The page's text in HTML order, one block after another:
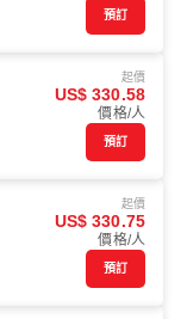
預訂
起價
US$ 330.58
價格/人
預訂
起價
US$ 330.75
價格/人
預訂